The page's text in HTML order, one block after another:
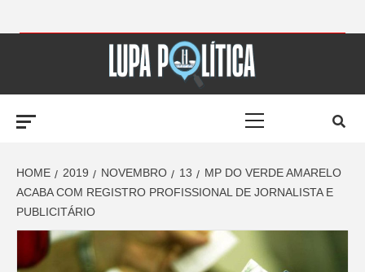
LUPA
POLÍTICA –
AMPLIANDO A
NOTÍCIA
HOME 2019 NOVEMBRO 13
MP DO VERDE AMARELO
ACABA COM REGISTRO PROFISSIONAL DE JORNALISTA E
PUBLICITÁRIO